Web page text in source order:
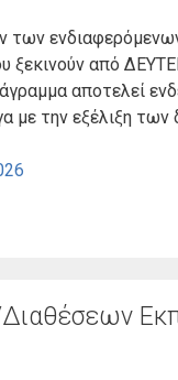
ενδιαφερόμενων
ξεκινούν από
αποτελεί
με την εξέλιξη των